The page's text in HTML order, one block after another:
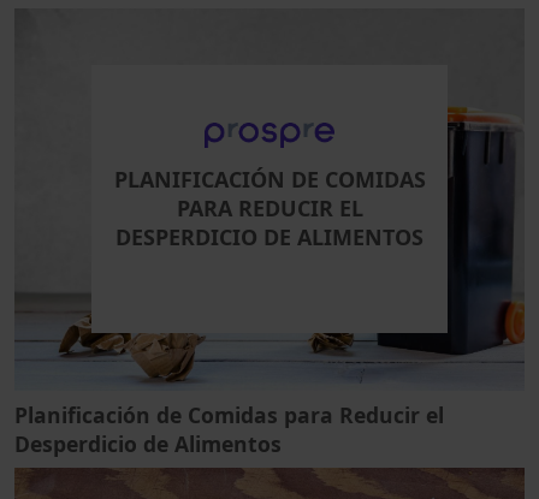
PLANIFICACIÓN DE COMIDAS
PARA REDUCIR EL
DESPERDICIO DE ALIMENTOS
Planificación de Comidas para Reducir el
Desperdicio de Alimentos